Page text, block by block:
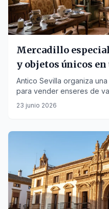
Mercadillo
y objetos únicos
Antico Sevilla organiza
para vender enseres de
un antiguo molino de
23 junio 2026